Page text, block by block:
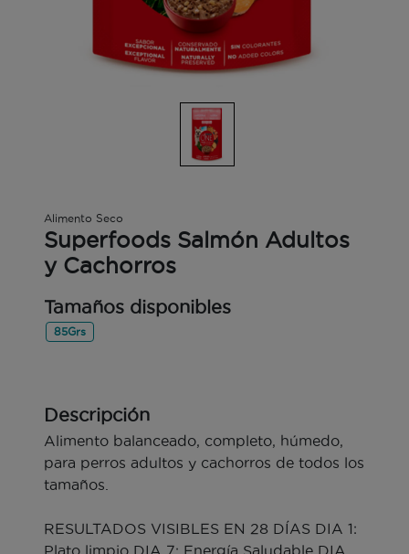
Alimento Seco
Superfoods Salmón Adultos
y Cachorros
Tamaños disponibles
85Grs
Descripción
Alimento balanceado, completo, húmedo,
para perros adultos y cachorros de todos los
tamaños.
RESULTADOS VISIBLES EN 28 DÍAS DIA 1:
Plato limpio DIA 7: Energía Saludable DIA